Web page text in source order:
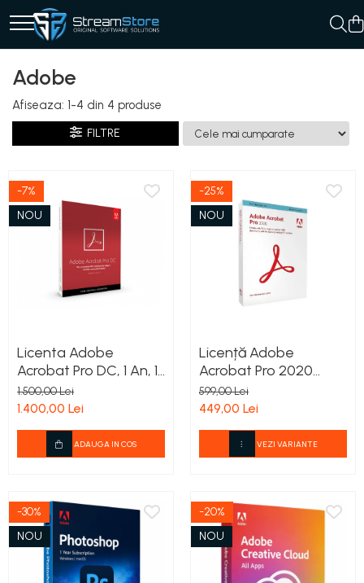
Adobe
Afiseaza: 1-4 din 4 produse
FILTRE
-7%
NOU
Licenta Adobe
Acrobat Pro DC, 1 An, 1
User, 2 dispozitive,
PC/Mac, All languages
1.500,00 Lei
1.400,00 Lei
ADAUGA IN COS
-25%
NOU
Licență Adobe
Acrobat Pro 2020
Permanentă
599,00 Lei
449,00 Lei
VEZI VARIANTE
-30%
NOU
-20%
NOU